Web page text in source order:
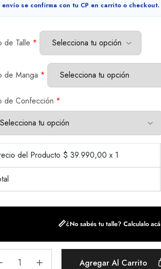
envío se confirma con tu CP en carrito o checkout.
de Talle *
de Manga *
de Confección *
del Producto $ 39.990,00 x 1
📏¿No sabés tu talle? Calculalo acá
Agregar Al Carrito